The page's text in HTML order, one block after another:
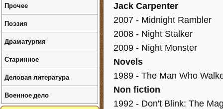
Jack Carpenter
2007 - Midnight Rambler
2008 - Night Stalker
2009 - Night Monster
Novels
1989 - The Man Who
Non fiction
1992 - Don't Blink: The
Прочее
Поэзия
Драматургия
Старинное
Деловая литература
Военное дело